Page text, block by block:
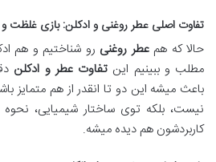
تفاوت اصلی عطر روغنی و ادکلن: بازی غلظت و
حالا که همعطر روغنی رو شناختیم و هم
مطلب و ببینیم این تفاوت عطر و ادکلن
باعث میشه این دو تا انقدر از هم متمایز
نیست، بلکه توی ساختار شیمیایی،
کاربردشون هم دیده میشه.